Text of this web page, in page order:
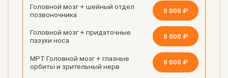
Головной мозг + шейный отдел
позвоночника
8 000 ₽
Головной мозг + придаточные
пазухи носа
8 000 ₽
МРТ Головной мозг + глазные
орбиты и зрительный нерв
8 000 ₽